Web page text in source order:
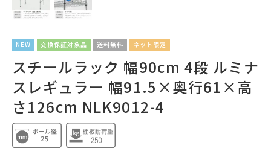
NEW 交換保証対象品 送料無料 ネット限定
スチールラック 幅90cm 4段 ルミナ
スレギュラー 幅91.5×奥行61×高
さ126cm NLK9012-4